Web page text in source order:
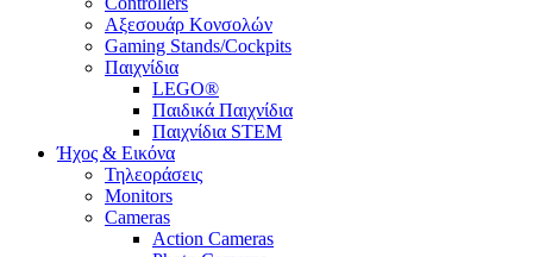
Αξεσουάρ Κονσολών
Gaming Stands/Cockpits
Παιχνίδια
LEGO®
Παιδικά Παιχνίδια
Παιχνίδια STEM
Ήχος & Εικόνα
Τηλεοράσεις
Monitors
Cameras
Action Cameras